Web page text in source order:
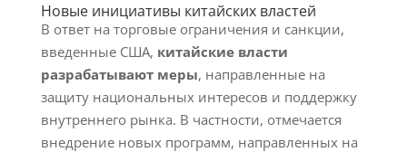
Новые инициативы китайских властей
В ответ на торговые ограничения и санкции,
введенные США, китайские власти
разрабатывают меры, направленные на
защиту национальных интересов и поддержку
внутреннего рынка. В частности, отмечается
внедрение новых программ, направленных на